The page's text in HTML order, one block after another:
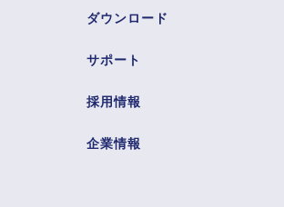
ダウンロード
サポート
採用情報
企業情報